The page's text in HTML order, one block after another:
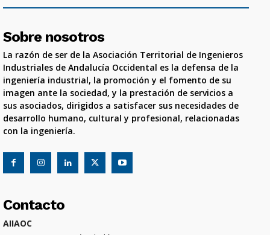
Sobre nosotros
La razón de ser de la Asociación Territorial de Ingenieros
Industriales de Andalucía Occidental es la defensa de la
ingeniería industrial, la promoción y el fomento de su
imagen ante la sociedad, y la prestación de servicios a
sus asociados, dirigidos a satisfacer sus necesidades de
desarrollo humano, cultural y profesional, relacionadas
con la ingeniería.
Contacto
AIIAOC